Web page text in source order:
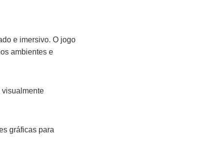
e imersivo. O jogo
ambientes e
gráficas para